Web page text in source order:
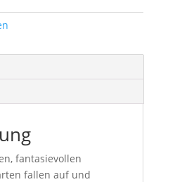
fantasievollen
fallen auf und